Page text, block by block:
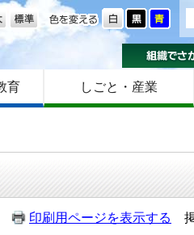
色を変える
大きさ
育 しごと・産業
印刷用ページを表示する 掲